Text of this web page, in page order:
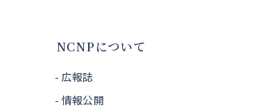
NCNPについて
広報誌
情報公開